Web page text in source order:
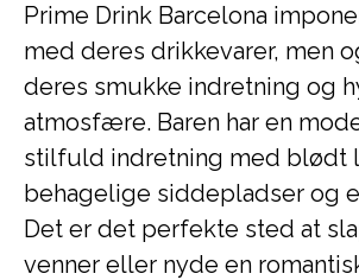
Prime Drink Barcelona
med deres drikkevarer, men
deres smukke indretning og
atmosfære. Baren har en
stilfuld indretning med blødt
behagelige siddepladser og
Det er det perfekte sted at
venner eller nyde en